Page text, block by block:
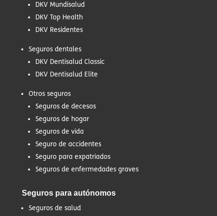
DKV Mundisalud
DKV Top Health
DKV Residentes
Seguros dentales
DKV Dentisalud Classic
DKV Dentisalud Elite
Otros seguros
Seguros de decesos
Seguros de hogar
Seguros de vida
Seguro de accidentes
Seguro para expatriados
Seguros de enfermedades graves
Seguros para autónomos
Seguros de salud